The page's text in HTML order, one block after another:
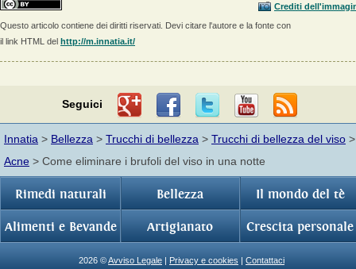
Crediti
Questo articolo contiene dei diritti riservati. Devi citare l'autore e la fonte con
il link HTML del http://m.innatia.it/
Seguici
Innatia > Bellezza > Trucchi di bellezza > Trucchi di bellezza del viso >
Acne > Come eliminare i brufoli del viso in una notte
Rimedi naturali Bellezza Il mondo del tè
Alimenti e Bevande Artigianato Crescita personale
2026 ©Avviso Legale | Privacy e cookies | Contattaci